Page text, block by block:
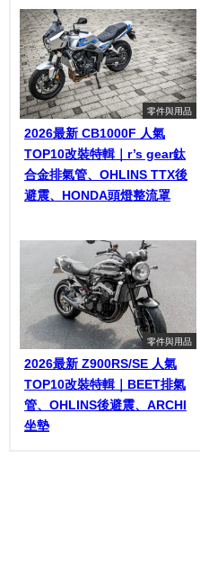
零件與用品
2026最新 CB1000F 人氣
TOP10改裝特輯｜r’s gear鈦
合金排氣管、OHLINS TTX後
避震、HONDA頭燈整流罩
零件與用品
2026最新 Z900RS/SE 人氣
TOP10改裝特輯｜BEET排氣
管、OHLINS後避震、ARCHI
坐墊